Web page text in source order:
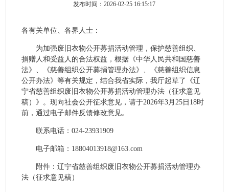
发布时间：2026-02-25 16:15:17
各有关单位、各界人士：
为加强废旧衣物公开募捐活动管理，保护慈善组织、
捐赠人和受益人的合法权益，根据《中华人民共和国慈善
法》、《慈善组织公开募捐管理办法》、《慈善组织信息
公开办法》等有关规定，结合我省实际 ，我厅起草了《辽
宁省慈善组织废旧衣物公开募捐活动管理办法（征求意见
稿）》。现向社会公开征求意见，请于2026年3月25 日 18时
前，通过电子邮件反馈修改意见。
联系电话：024-23931909
电子邮箱： 18804013918@163.com
附件：辽宁省慈善组织废旧衣物公开募捐活动管理办
法（征求意见稿）